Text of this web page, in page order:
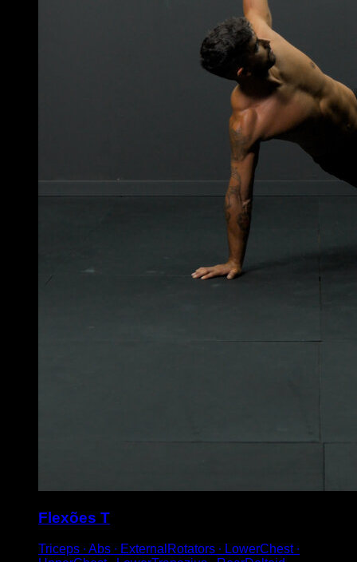
Flexões T
Triceps ∙ Abs ∙ ExternalRotators ∙ LowerChest ∙